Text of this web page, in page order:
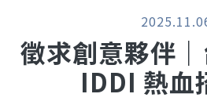
徵求創意夥伴
IDDI 熱血